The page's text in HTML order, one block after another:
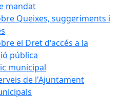
mandat
Queixes, suggeriments i
el Dret d'accés a la
pública
municipal
de l'Ajuntament